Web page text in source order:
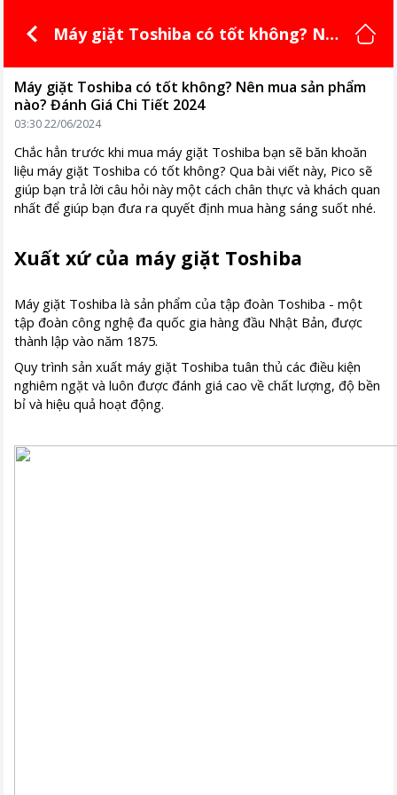
Máy giặt Toshiba có tốt không? Nê
Tiết 2024
Máy giặt Toshiba có tốt không? Nên mua sản phẩm
nào? Đánh Giá Chi Tiết 2024
03:30 22/06/2024
Chắc hẳn trước khi mua máy giặt Toshiba bạn sẽ băn khoăn
liệu máy giặt Toshiba có tốt không? Qua bài viết này, Pico sẽ
giúp bạn trả lời câu hỏi này một cách chân thực và khách quan
nhất để giúp bạn đưa ra quyết định mua hàng sáng suốt nhé.
Xuất xứ của máy giặt Toshiba
Máy giặt Toshiba là sản phẩm của tập đoàn Toshiba - một
tập đoàn công nghệ đa quốc gia hàng đầu Nhật Bản, được
thành lập vào năm 1875.
Quy trình sản xuất máy giặt Toshiba tuân thủ các điều kiện
nghiêm ngặt và luôn được đánh giá cao về chất lượng, độ bền
bỉ và hiệu quả hoạt động.